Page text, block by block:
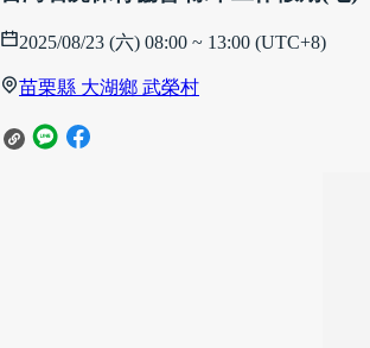
2025/08/23 (六) 08:00 ~ 13:00 (UTC+8)
苗栗縣 大湖鄉 武榮村